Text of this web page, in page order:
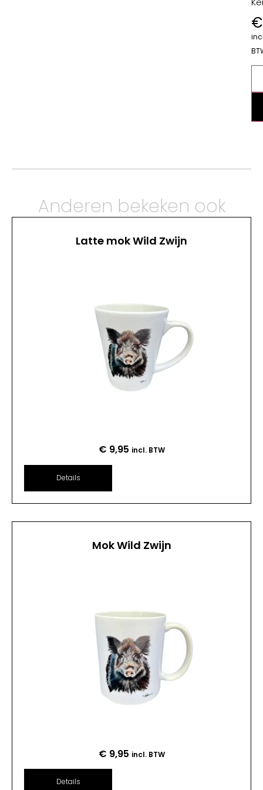
€
Anderen bekeken ook
Latte mok Wild Zwijn
€ 9,95 incl. BTW
Details
Mok Wild Zwijn
€ 9,95 incl. BTW
Details